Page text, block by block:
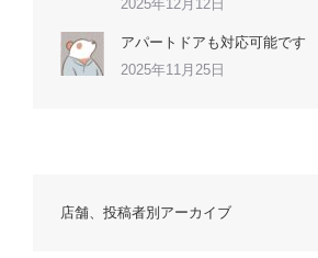
2025年12月12日
アパートドアも対応可能です
2025年11月25日
店舗、投稿者別アーカイブ